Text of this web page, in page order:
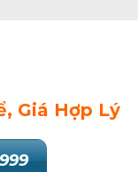
Giá Hợp Lý